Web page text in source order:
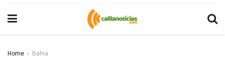
Home Bahia